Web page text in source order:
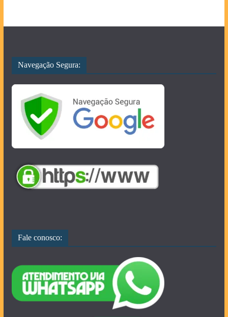
Navegação Segura:
Fale conosco: